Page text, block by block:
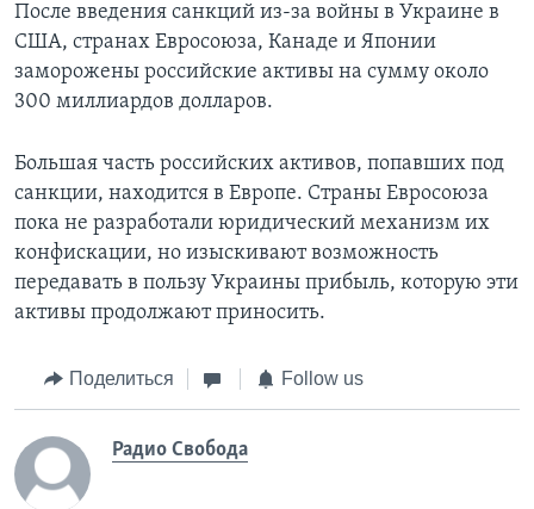
После введения санкций из-за войны в Украине в
США, странах Евросоюза, Канаде и Японии
заморожены российские активы на сумму около
300 миллиардов долларов.
Большая часть российских активов, попавших под
санкции, находится в Европе. Страны Евросоюза
пока не разработали юридический механизм их
конфискации, но изыскивают возможность
передавать в пользу Украины прибыль, которую эти
активы продолжают приносить.
Поделиться Follow us
Радио Свобода